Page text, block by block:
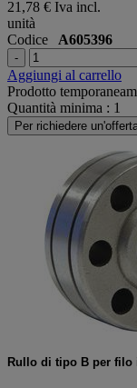
21,78 € Iva incl.
unità
Codice A605396
-
Aggiungi al carrello
Prodotto
Quantità minima : 1
Per richiedere
Rullo di tipo B per filo